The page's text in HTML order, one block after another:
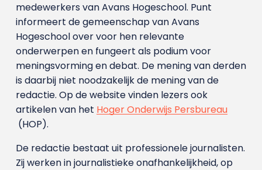
medewerkers van Avans Hoge­school. Punt
informeert de gemeenschap van Avans
Hogeschool over voor hen relevante
onderwerpen en fungeert als podium voor
meningsvorming en debat. De mening van derden
is daarbij niet noodzakelijk de mening van de
redactie. Op de website vinden lezers ook
artikelen van het Hoger Onderwijs Persbureau
(HOP).
De redactie bestaat uit professionele journalisten.
Zij werken in journalistieke onafhankelijkheid, op